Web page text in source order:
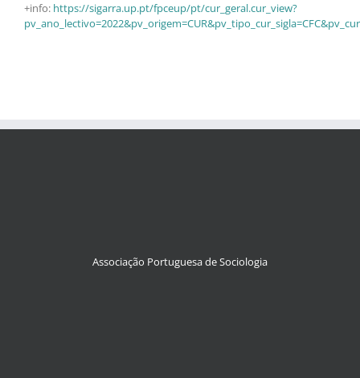
+info: https://sigarra.up.pt/fpceup/pt/cur_geral.cur_view?
Associação Portuguesa de Sociologia